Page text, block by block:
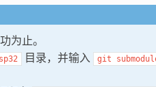
为止。
目录，并输入 git